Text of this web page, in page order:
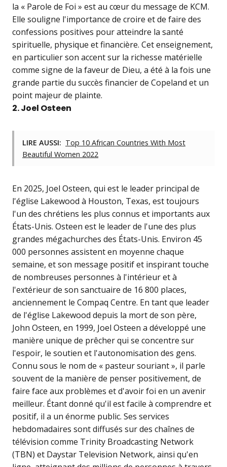
la « Parole de Foi » est au cœur du message de KCM.
Elle souligne l'importance de croire et de faire des
confessions positives pour atteindre la santé
spirituelle, physique et financière. Cet enseignement,
en particulier son accent sur la richesse matérielle
comme signe de la faveur de Dieu, a été à la fois une
grande partie du succès financier de Copeland et un
point majeur de plainte.
2. Joel Osteen
LIRE AUSSI: Top 10 African Countries With Most
Beautiful Women 2022
En 2025, Joel Osteen, qui est le leader principal de
l'église Lakewood à Houston, Texas, est toujours
l'un des chrétiens les plus connus et importants aux
États-Unis. Osteen est le leader de l'une des plus
grandes mégachurches des États-Unis. Environ 45
000 personnes assistent en moyenne chaque
semaine, et son message positif et inspirant touche
de nombreuses personnes à l'intérieur et à
l'extérieur de son sanctuaire de 16 800 places,
anciennement le Compaq Centre. En tant que leader
de l'église Lakewood depuis la mort de son père,
John Osteen, en 1999, Joel Osteen a développé une
manière unique de prêcher qui se concentre sur
l'espoir, le soutien et l'autonomisation des gens.
Connu sous le nom de « pasteur souriant », il parle
souvent de la manière de penser positivement, de
faire face aux problèmes et d'avoir foi en un avenir
meilleur. Étant donné qu'il est facile à comprendre et
positif, il a un énorme public. Ses services
hebdomadaires sont diffusés sur des chaînes de
télévision comme Trinity Broadcasting Network
(TBN) et Daystar Television Network, ainsi qu'en